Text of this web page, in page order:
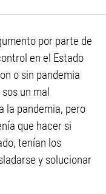
por parte de
en el Estado
o sin pandemia
un mal
la pandemia, pero
que hacer si
tenían los
y solucionar